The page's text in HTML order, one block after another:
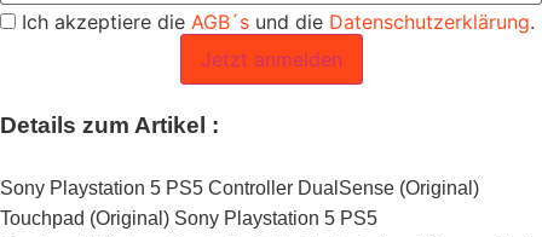
Ich akzeptiere die AGB´s und die Datenschutzerklärung.
Jetzt anmelden
Details zum Artikel :
Sony Playstation 5 PS5 Controller DualSense (Original)
Touchpad (Original) Sony Playstation 5 PS5